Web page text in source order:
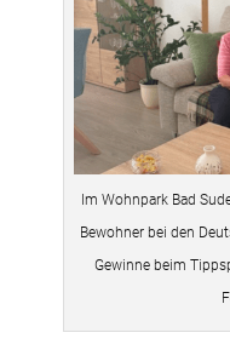
Im Wohnpark Bad
Bewohner bei den
Gewinne beim